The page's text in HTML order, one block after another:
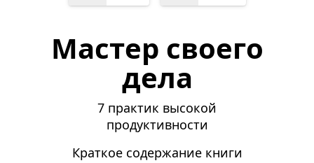
Мастер своего
дела
7 практик высокой
продуктивности
Краткое содержание книги